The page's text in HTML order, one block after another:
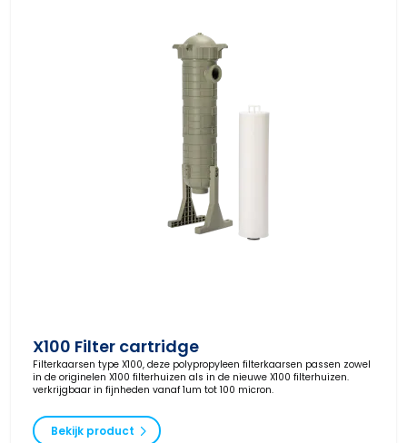
X100 Filter cartridge
Filterkaarsen type X100, deze polypropyleen filterkaarsen passen zowel
in de originelen X100 filterhuizen als in de nieuwe X100 filterhuizen.
verkrijgbaar in fijnheden vanaf 1um tot 100 micron.
Bekijk product